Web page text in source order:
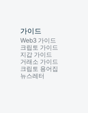
가이드
Web3 가이드
크립토 가이드
지갑 가이드
거래소 가이드
크립토 용어집
뉴스레터